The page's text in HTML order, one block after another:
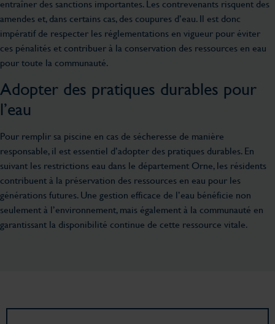
entraîner des sanctions importantes. Les contrevenants risquent des
amendes et, dans certains cas, des coupures d’eau. Il est donc
impératif de respecter les réglementations en vigueur pour éviter
ces pénalités et contribuer à la conservation des ressources en eau
pour toute la communauté.
Adopter des pratiques durables pour
l’eau
Pour remplir sa piscine en cas de sécheresse de manière
responsable, il est essentiel d’adopter des pratiques durables. En
suivant les restrictions eau dans le département Orne, les résidents
contribuent à la préservation des ressources en eau pour les
générations futures. Une gestion efficace de l’eau bénéficie non
seulement à l’environnement, mais également à la communauté en
garantissant la disponibilité continue de cette ressource vitale.